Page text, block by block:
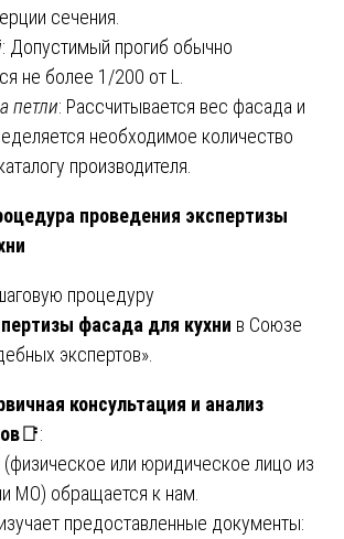
сечения.
: Допустимый прогиб обычно
не более 1/200 от L.
петли: Рассчитывается вес фасада и
необходимое количество
производителя.
проведения экспертизы
процедуру
фасада для кухни в Союзе
экспертов».
консультация и анализ
📑:
(физическое или юридическое лицо из
МО) обращается к нам.
предоставленные документы: